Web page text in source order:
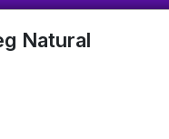
Natural